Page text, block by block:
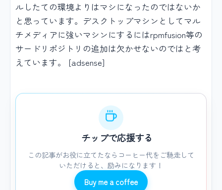
ルしたての環境よりはマシになったのではないか
と思っています。デスクトップマシンとしてマル
チメディアに強いマシンにするにはrpmfusion等の
サードリポジトリの追加は欠かせないのではと考
えています。 [adsense]
チップで応援する
この記事がお役に立てたならコーヒー代をご馳走して
いただけると、励みになります！
Buy me a coffee